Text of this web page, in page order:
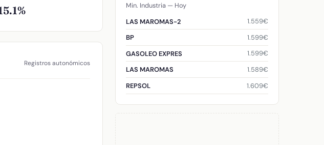
Registros autonómicos
Min. Industria — Hoy
LAS MAROMAS-2
1.559€
BP
1.599€
GASOLEO EXPRES
1.599€
LAS MAROMAS
1.589€
REPSOL
1.609€